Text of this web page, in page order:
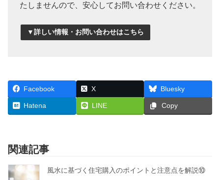
たしませんので、安心してお問い合わせください。
▼詳しい情報・お問い合わせはこちら
Facebook X Bluesky
Hatena LINE Copy
関連記事
風水に基づく住宅購入のポイントと注意点を解説⑩